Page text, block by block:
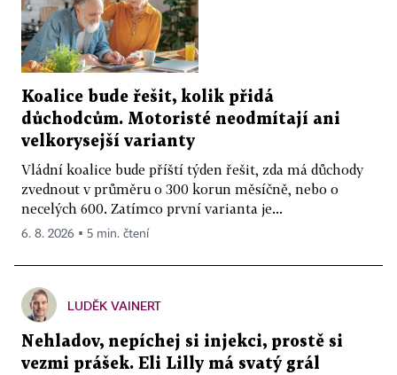
Koalice bude řešit, kolik přidá
důchodcům. Motoristé neodmítají ani
velkorysejší varianty
Vládní koalice bude příští týden řešit, zda má důchody
zvednout v průměru o 300 korun měsíčně, nebo o
necelých 600. Zatímco první varianta je...
6. 8. 2026 ▪ 5 min. čtení
LUDĚK VAINERT
Nehladov, nepíchej si injekci, prostě si
vezmi prášek. Eli Lilly má svatý grál